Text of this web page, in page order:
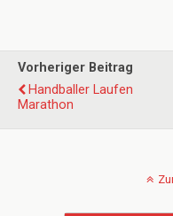
Vorheriger Beitrag
Handballer Laufen
Marathon